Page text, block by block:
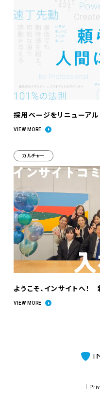
採用ページをリニューアル
VIEW MORE
カルチャー
ようこそ、インサイトへ！
VIEW MORE
｜